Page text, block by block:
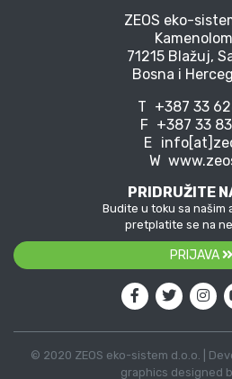
ZEOS eko-
71215 Blažuj,
Bosna i
T +387 33
F +387 33
E
W
PRIDRUŽITE
Budite u toku sa našim
pretplatite se na
PRIJAVA
© 2020 ZEOS eko-sistem d.o.o. |
graphics designed